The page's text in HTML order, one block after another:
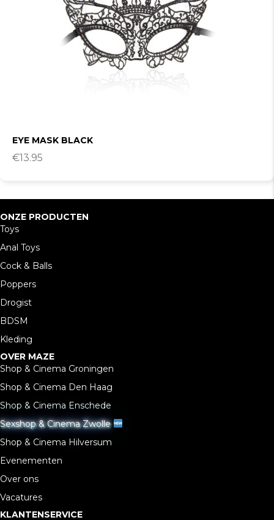
EYE MASK BLACK
€13.95
ONZE PRODUCTEN
Toys
Anal Toys
Cock & Balls
Poppers
Drogist
BDSM
Kleding
OVER MAZE
Shop & Cinema Groningen
Shop & Cinema Den Haag
Shop & Cinema Enschede
Sexshop & Cinema Zwolle
Shop & Cinema Hilversum
Evenementen
Over ons
Vacatures
KLANTENSERVICE